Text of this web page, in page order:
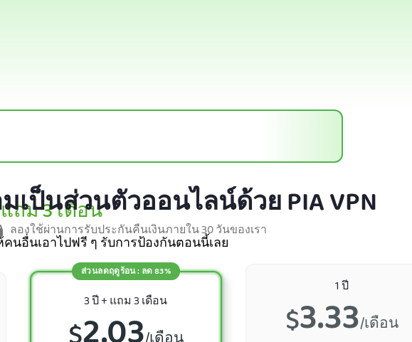
ถม 3 เดือน
อื่นเอาไปฟรี ๆ รับการป้องกันตอนนี้เลย
ป็นส่วนตัวออนไลน์ด้วย PIA VPN
ลองใช้ผ่านการรับประกันคืนเงินภายใน 30 วันของเรา
3 ปี + แถม 3 เดือน
ส่วนลดฤดูร้อน : ลด 83%
1 ปี
$3.33/เดือน